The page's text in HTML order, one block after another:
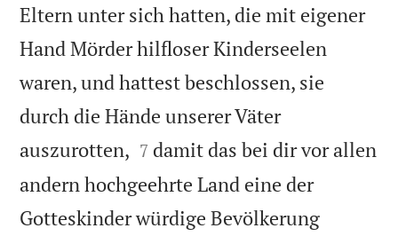
Eltern unter sich hatten, die mit eigener
Hand Mörder hilfloser Kinderseelen
waren, und hattest beschlossen, sie
durch die Hände unserer Väter
auszurotten, 

7 damit das bei dir vor allen
andern hochgeehrte Land eine der
Gotteskinder würdige Bevölkerung